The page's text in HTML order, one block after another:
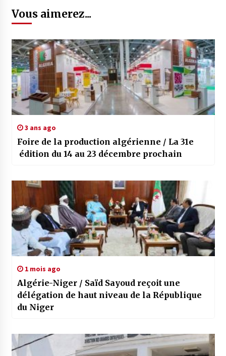
Vous aimerez...
3 ans ago
Foire de la production algérienne / La 31e
édition du 14 au 23 décembre prochain
1 mois ago
Algérie-Niger / Saïd Sayoud reçoit une
délégation de haut niveau de la République
du Niger